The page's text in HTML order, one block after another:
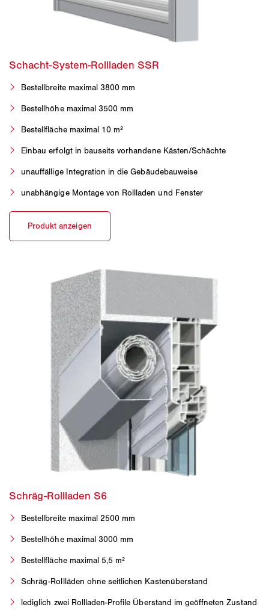
Bestellbreite maximal 3800 mm
Bestellhöhe maximal 3500 mm
Bestellfläche maximal 10 m²
Einbau erfolgt in bauseits vorhandene Kästen/Schächte
unauffällige Integration in die Gebäudebauweise
unabhängige Montage von Rollladen und Fenster
Bestellbreite maximal 2500 mm
Bestellhöhe maximal 3000 mm
Bestellfläche maximal 5,5 m²
Schräg-Rollläden ohne seitlichen Kastenüberstand
lediglich zwei Rollladen-Profile Überstand im geöffneten Zustand